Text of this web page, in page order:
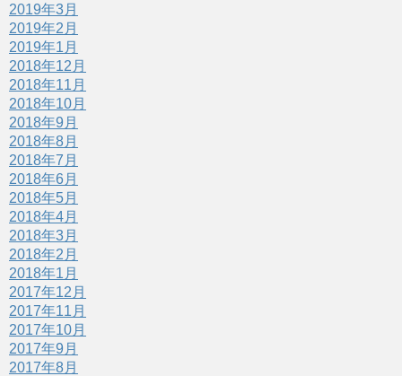
2019年3月
2019年2月
2019年1月
2018年12月
2018年11月
2018年10月
2018年9月
2018年8月
2018年7月
2018年6月
2018年5月
2018年4月
2018年3月
2018年2月
2018年1月
2017年12月
2017年11月
2017年10月
2017年9月
2017年8月